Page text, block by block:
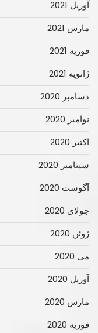
آوریل 2021
مارس 2021
فوریه 2021
ژانویه 2021
دسامبر 2020
نوامبر 2020
اکتبر 2020
سپتامبر 2020
آگوست 2020
جولای 2020
ژوئن 2020
می 2020
آوریل 2020
مارس 2020
فوریه 2020